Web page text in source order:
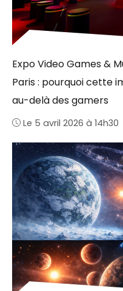
Expo Video Games &
Paris : pourquoi cette
au-delà des gamers
Le 5 avril 2026 à 14h30